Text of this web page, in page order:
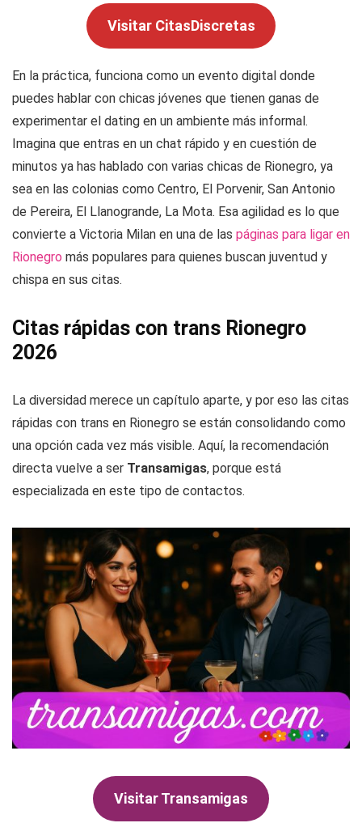
Visitar CitasDiscretas
En la práctica, funciona como un evento digital donde
puedes hablar con chicas jóvenes que tienen ganas de
experimentar el dating en un ambiente más informal.
Imagina que entras en un chat rápido y en cuestión de
minutos ya has hablado con varias chicas de Rionegro, ya
sea en las colonias como Centro, El Porvenir, San Antonio
de Pereira, El Llanogrande, La Mota. Esa agilidad es lo que
convierte a Victoria Milan en una de las páginas para ligar en
Rionegro más populares para quienes buscan juventud y
chispa en sus citas.
Citas rápidas con trans Rionegro
2026
La diversidad merece un capítulo aparte, y por eso las citas
rápidas con trans en Rionegro se están consolidando como
una opción cada vez más visible. Aquí, la recomendación
directa vuelve a ser Transamigas, porque está
especializada en este tipo de contactos.
Visitar Transamigas